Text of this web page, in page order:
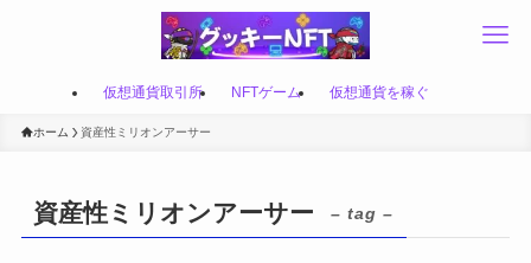
仮想通貨取引所 NFTゲーム 仮想通貨を稼ぐ
ホーム 資産性ミリオンアーサー
資産性ミリオンアーサー – tag –